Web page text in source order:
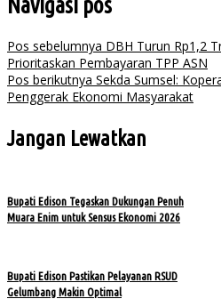
Pos sebelumnya DBH Turun Rp1,2
Prioritaskan Pembayaran TPP ASN
Pos berikutnya Sekda Sumsel:
Penggerak Ekonomi Masyarakat
Jangan Lewatkan
Bupati Edison Tegaskan Dukungan Penuh
Muara Enim untuk Sensus Ekonomi 2026
Bupati Edison Pastikan Pelayanan RSUD
Gelumbang Makin Optimal